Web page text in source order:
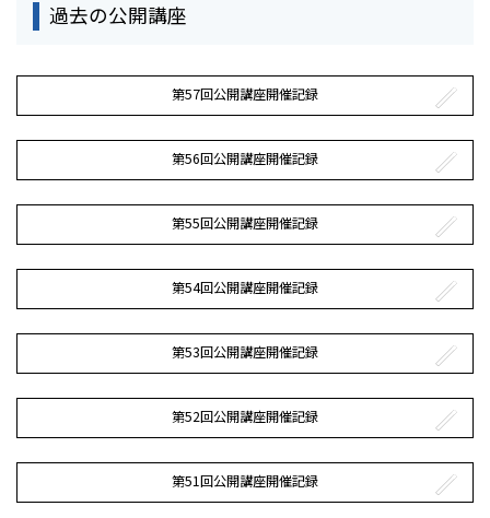
過去の公開講座
第57回公開講座開催記録
第56回公開講座開催記録
第55回公開講座開催記録
第54回公開講座開催記録
第53回公開講座開催記録
第52回公開講座開催記録
第51回公開講座開催記録